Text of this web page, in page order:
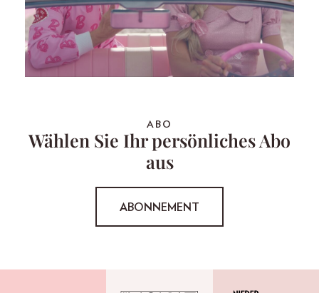
ABO
Wählen Sie Ihr persönliches Abo
aus
ABONNEMENT